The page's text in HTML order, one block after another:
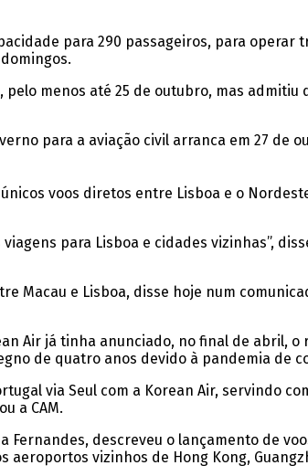
para 290 passageiros, para operar
menos até 25 de outubro, mas admitiu
para a aviação civil arranca em 27 de
voos diretos entre Lisboa e o
para Lisboa e cidades vizinhas”,
Macau e Lisboa, disse hoje num
Air já tinha anunciado, no final de abril, o
de quatro anos devido à pandemia de
via Seul com a Korean Air, servindo
a CAM.
Fernandes, descreveu o lançamento de
aeroportos vizinhos de Hong Kong,